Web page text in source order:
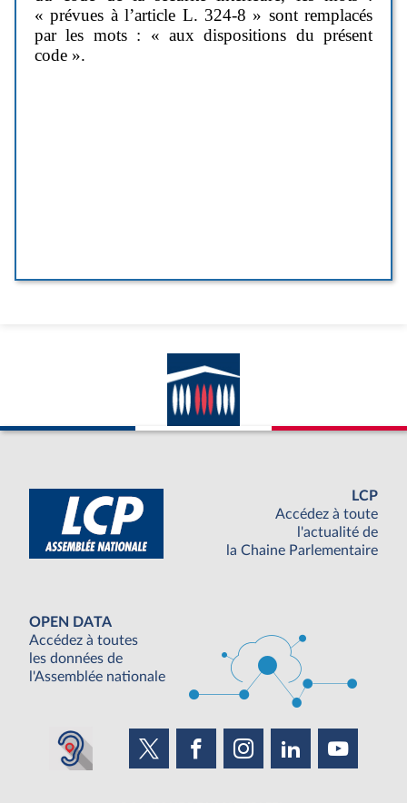
LCP
Accédez à toute
l'actualité de
la Chaine Parlementaire
OPEN DATA
Accédez à toutes
les données de
l'Assemblée nationale